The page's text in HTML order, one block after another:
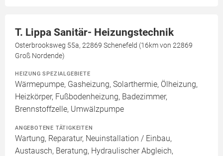
T. Lippa Sanitär- Heizungstechnik
Osterbrooksweg 55a, 22869 Schenefeld (16km von 22869
Groß Nordende)
HEIZUNG SPEZIALGEBIETE
Wärmepumpe, Gasheizung, Solarthermie, Ölheizung,
Heizkörper, Fußbodenheizung, Badezimmer,
Brennstoffzelle, Umwälzpumpe
ANGEBOTENE TÄTIGKEITEN
Wartung, Reparatur, Neuinstallation / Einbau,
Austausch, Beratung, Hydraulischer Abgleich,